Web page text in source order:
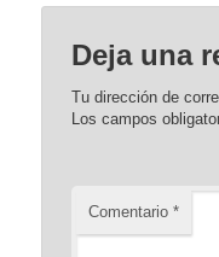
Deja una
Tu dirección de
Los campos
Comentario*